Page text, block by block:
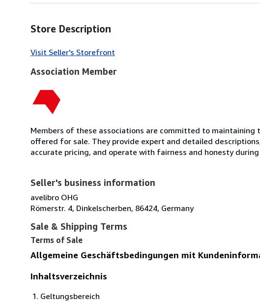
Store Description
Visit Seller's Storefront
Association Member
Members of these associations are committed to
offered for sale. They provide expert and detailed
accurate pricing, and operate with fairness and honesty
Seller's business information
avelibro OHG
Römerstr. 4, Dinkelscherben, 86424, Germany
Sale & Shipping Terms
Terms of Sale
Allgemeine Geschäftsbedingungen mit
Inhaltsverzeichnis
Geltungsbereich